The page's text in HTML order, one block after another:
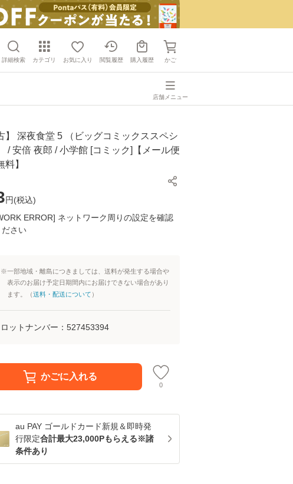
詳細検索 カテゴリ お気に入り 閲覧履歴 購入履歴 かご
店舗メニュー
】 深夜食堂 5 （ビッグコミックススペシ
/ 安倍 夜郎 / 小学館 [コミック]【メール便
料】
円(税込)
ERROR] ネットワーク周りの設定を確認
ださい
※一部地域・離島につきましては、送料が発生する場合や
表示のお届け予定日期間内にお届けできない場合があり
ます。（送料・配送について ）
ロットナンバー： 527453394
かごに入れる
0
au PAY ゴールドカード新規＆即時発
行限定合計最大23,000Pもらえる※諸
条件あり